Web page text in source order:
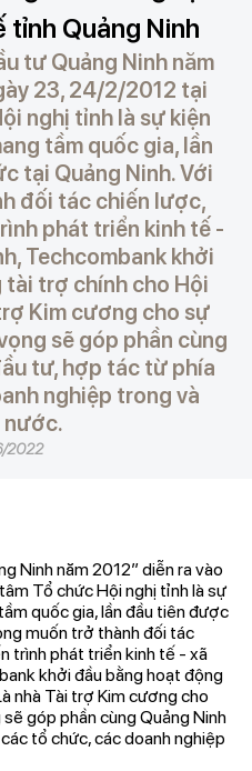
Quảng Ninh
tư Quảng Ninh năm
23, 24/2/2012 tại
nghị tỉnh là sự kiện
tầm quốc gia, lần
tại Quảng Ninh. Với
đối tác chiến lược,
phát triển kinh tế -
Techcombank khởi
trợ chính cho Hội
Kim cương cho sự
sẽ góp phần cùng
tư, hợp tác từ phía
nghiệp trong và
nước.
2022
Ninh năm 2012” diễn ra vào
Tổ chức Hội nghị tỉnh là sự
quốc gia, lần đầu tiên được
muốn trở thành đối tác
trình phát triển kinh tế - xã
khởi đầu bằng hoạt động
nhà Tài trợ Kim cương cho
góp phần cùng Quảng Ninh
tổ chức, các doanh nghiệp